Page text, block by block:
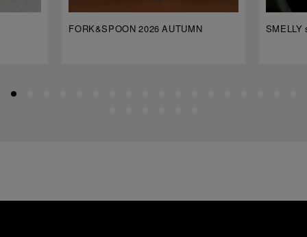
FORK&SPOON 2026 AUTUMN SMELLY